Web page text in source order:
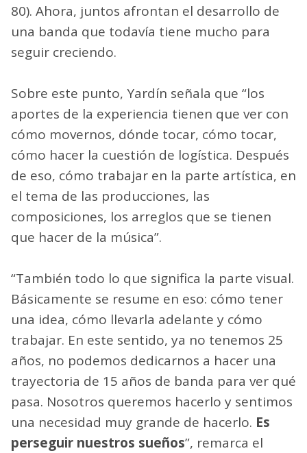
80). Ahora, juntos afrontan el desarrollo de
una banda que todavía tiene mucho para
seguir creciendo.
Sobre este punto, Yardín señala que “los
aportes de la experiencia tienen que ver con
cómo movernos, dónde tocar, cómo tocar,
cómo hacer la cuestión de logística. Después
de eso, cómo trabajar en la parte artística, en
el tema de las producciones, las
composiciones, los arreglos que se tienen
que hacer de la música”.
“También todo lo que significa la parte visual.
Básicamente se resume en eso: cómo tener
una idea, cómo llevarla adelante y cómo
trabajar. En este sentido, ya no tenemos 25
años, no podemos dedicarnos a hacer una
trayectoria de 15 años de banda para ver qué
pasa. Nosotros queremos hacerlo y sentimos
una necesidad muy grande de hacerlo. Es
perseguir nuestros sueños”, remarca el